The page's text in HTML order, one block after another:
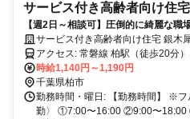
サービス付き高齢者向け住
【週2日～相談可】圧倒的に綺麗な
護の職場をお探しの方はこちら！
サービス付き高齢者向け住宅 銀木
時給1,140円～1,190円
千葉県柏市
勤務時間・曜日: 【勤務時間】 ※フ
勤〉 ①7:00〜16:00 ②9:00〜18:00